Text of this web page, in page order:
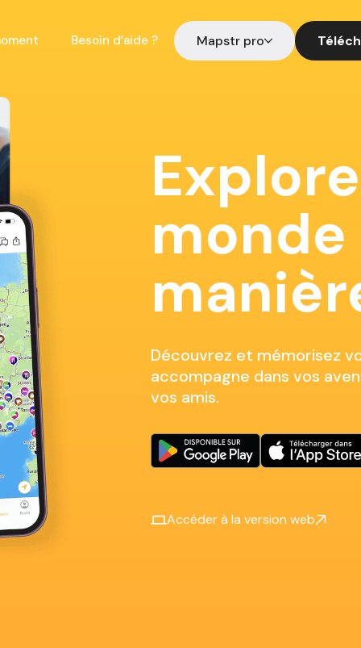
Besoin d’aide ? Mapstr pro
Découvrez et mémorisez
accompagne dans vos
vos amis.
Accéder à la version web